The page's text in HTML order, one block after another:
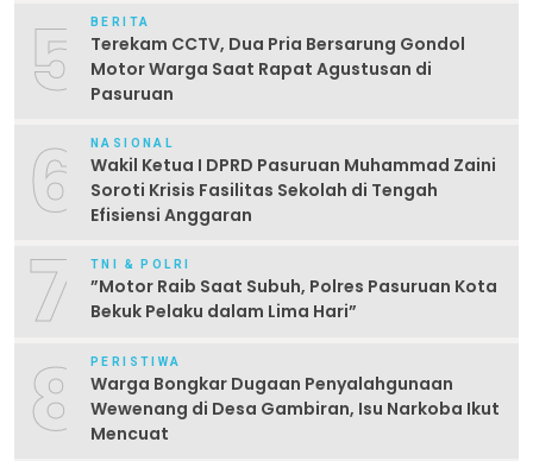
5 BERITA
Terekam CCTV, Dua Pria Bersarung Gondol
Motor Warga Saat Rapat Agustusan di
Pasuruan
6 NASIONAL
Wakil Ketua I DPRD Pasuruan Muhammad Zaini
Soroti Krisis Fasilitas Sekolah di Tengah
Efisiensi Anggaran
7 TNI & POLRI
‎”Motor Raib Saat Subuh, Polres Pasuruan Kota
Bekuk Pelaku dalam Lima Hari” ‎
8 PERISTIWA
Warga Bongkar Dugaan Penyalahgunaan
Wewenang di Desa Gambiran, Isu Narkoba Ikut
Mencuat